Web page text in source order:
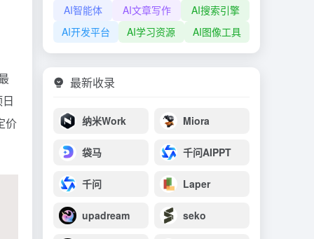
价
AI智能体
AI文章写作
AI搜索引擎
AI开发平台
AI学习资源 AI图像工具
最新收录
纳米Work Miora
袋马 千问AIPPT
千问 Laper
upadream seko